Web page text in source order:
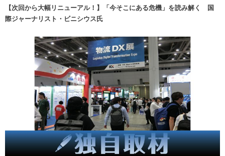
【次回から大幅リニューアル！】「今そこにある危機」を読み解く 国
際ジャーナリスト・ビニシウス氏